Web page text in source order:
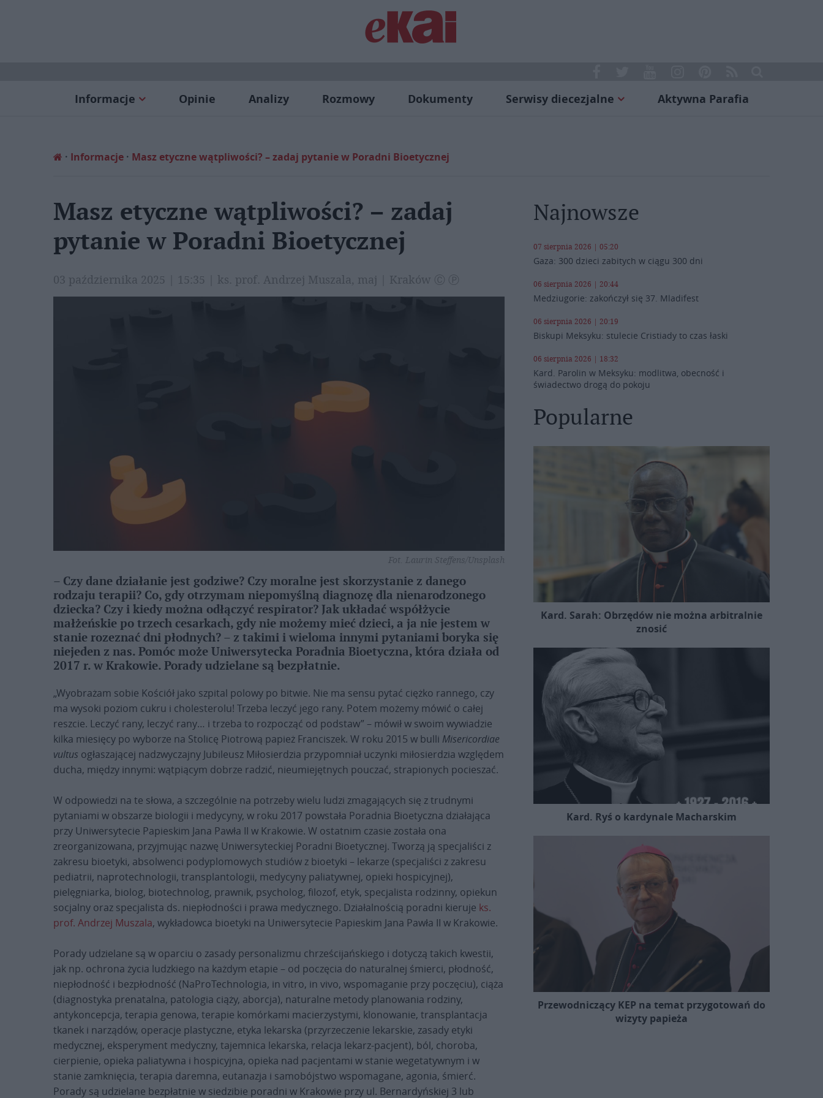
Informacje Opinie Analizy Rozmowy Dokumenty Serwisy diecezjalne Aktywna Parafia
Informacje Masz etyczne wątpliwości? – zadaj pytanie w Poradni Bioetycznej
Masz etyczne wątpliwości? – zadaj
pytanie w Poradni Bioetycznej
03 października 2025 | 15:35 | ks. prof. Andrzej Muszala, maj | Kraków Ⓒ Ⓟ
Fot. Laurin Steffens/Unsplash
– Czy dane działanie jest godziwe? Czy moralne jest skorzystanie z danego
rodzaju terapii? Co, gdy otrzymam niepomyślną diagnozę dla nienarodzonego
dziecka? Czy i kiedy można odłączyć respirator? Jak układać współżycie
małżeńskie po trzech cesarkach, gdy nie możemy mieć dzieci, a ja nie jestem w
stanie rozeznać dni płodnych? – z takimi i wieloma innymi pytaniami boryka się
niejeden z nas. Pomóc może Uniwersytecka Poradnia Bioetyczna, która działa od
2017 r. w Krakowie. Porady udzielane są bezpłatnie.
„Wyobrażam sobie Kościół jako szpital polowy po bitwie. Nie ma sensu pytać ciężko rannego, czy
ma wysoki poziom cukru i cholesterolu! Trzeba leczyć jego rany. Potem możemy mówić o całej
reszcie. Leczyć rany, leczyć rany… i trzeba to rozpocząć od podstaw” – mówił w swoim wywiadzie
kilka miesięcy po wyborze na Stolicę Piotrową papież Franciszek. W roku 2015 w bulli Misericordiae
vultus ogłaszającej nadzwyczajny Jubileusz Miłosierdzia przypomniał uczynki miłosierdzia względem
ducha, między innymi: wątpiącym dobrze radzić, nieumiejętnych pouczać, strapionych pocieszać.
W odpowiedzi na te słowa, a szczególnie na potrzeby wielu ludzi zmagających się z trudnymi
pytaniami w obszarze biologii i medycyny, w roku 2017 powstała Poradnia Bioetyczna działająca
przy Uniwersytecie Papieskim Jana Pawła II w Krakowie. W ostatnim czasie została ona
zreorganizowana, przyjmując nazwę Uniwersyteckiej Poradni Bioetycznej. Tworzą ją specjaliści z
zakresu bioetyki, absolwenci podyplomowych studiów z bioetyki – lekarze (specjaliści z zakresu
pediatrii, naprotechnologii, transplantologii, medycyny paliatywnej, opieki hospicyjnej),
pielęgniarka, biolog, biotechnolog, prawnik, psycholog, filozof, etyk, specjalista rodzinny, opiekun
socjalny oraz specjalista ds. niepłodności i prawa medycznego. Działalnością poradni kieruje ks.
prof. Andrzej Muszala, wykładowca bioetyki na Uniwersytecie Papieskim Jana Pawła II w Krakowie.
Porady udzielane są w oparciu o zasady personalizmu chrześcijańskiego i dotyczą takich kwestii,
jak np. ochrona życia ludzkiego na każdym etapie – od poczęcia do naturalnej śmierci, płodność,
niepłodność i bezpłodność (NaProTechnologia, in vitro, in vivo, wspomaganie przy poczęciu), ciąża
(diagnostyka prenatalna, patologia ciąży, aborcja), naturalne metody planowania rodziny,
antykoncepcja, terapia genowa, terapie komórkami macierzystymi, klonowanie, transplantacja
tkanek i narządów, operacje plastyczne, etyka lekarska (przyrzeczenie lekarskie, zasady etyki
medycznej, eksperyment medyczny, tajemnica lekarska, relacja lekarz-pacjent), ból, choroba,
cierpienie, opieka paliatywna i hospicyjna, opieka nad pacjentami w stanie wegetatywnym i w
stanie zamknięcia, terapia daremna, eutanazja i samobójstwo wspomagane, agonia, śmierć.
Porady są udzielane bezpłatnie w siedzibie poradni w Krakowie przy ul. Bernardyńskiej 3 lub
Najnowsze
07 sierpnia 2026 | 05:20
Gaza: 300 dzieci zabitych w ciągu 300 dni
06 sierpnia 2026 | 20:44
Medziugorie: zakończył się 37. Mladifest
06 sierpnia 2026 | 20:19
Biskupi Meksyku: stulecie Cristiady to czas łaski
06 sierpnia 2026 | 18:32
Kard. Parolin w Meksyku: modlitwa, obecność i
świadectwo drogą do pokoju
Popularne
Kard. Sarah: Obrzędów nie można arbitralnie
znosić
Kard. Ryś o kardynale Macharskim
Przewodniczący KEP na temat przygotowań do
wizyty papieża